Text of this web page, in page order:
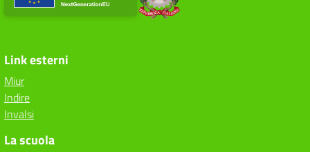
Link esterni
Miur
Indire
Invalsi
La scuola